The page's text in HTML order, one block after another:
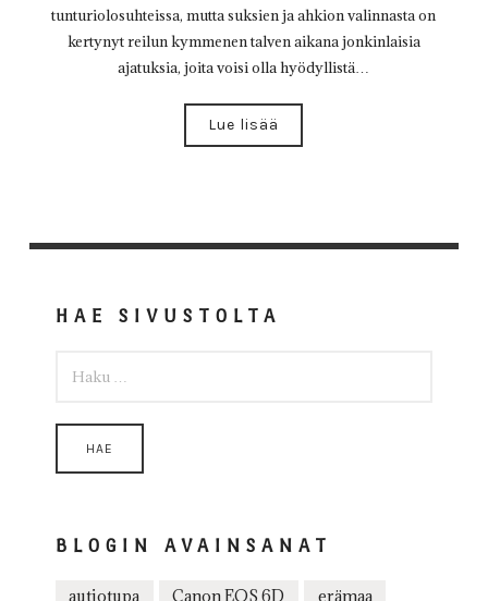
tunturiolosuhteissa, mutta suksien ja ahkion valinnasta on
kertynyt reilun kymmenen talven aikana jonkinlaisia
ajatuksia, joita voisi olla hyödyllistä…
Lue lisää
HAE SIVUSTOLTA
BLOGIN AVAINSANAT
autiotupa Canon EOS 6D erämaa